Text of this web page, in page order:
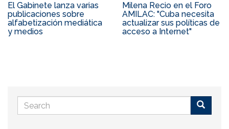
El Gabinete lanza varias
publicaciones sobre
alfabetización mediática
y medios
Milena Recio en el Foro
AMILAC: "Cuba necesita
actualizar sus políticas de
acceso a Internet"
Search
form